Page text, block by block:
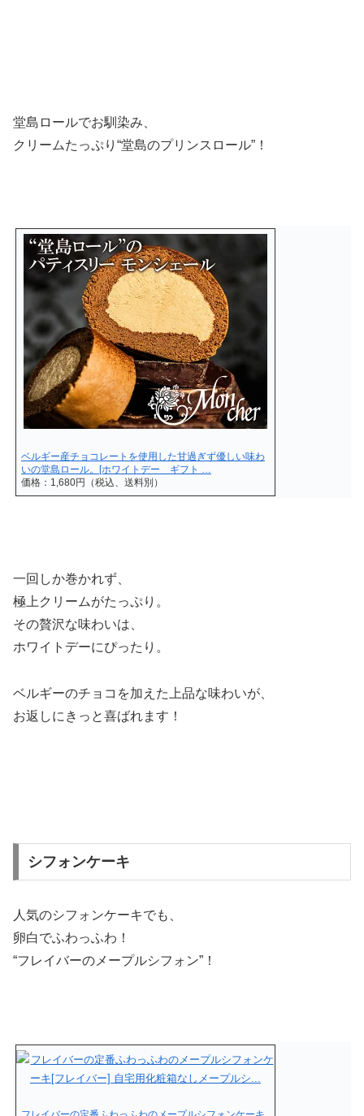
堂島ロールでお馴染み、
クリームたっぷり “堂島のプリンスロール”！
ベルギー産チョコレートを使用した甘過ぎず優しい味わ
いの堂島ロール。[ホワイトデー ギフト …
価格：1,680円（税込、送料別）
一回しか巻かれず、
極上クリームがたっぷり。
その贅沢な味わいは、
ホワイトデーにぴったり。
ベルギーのチョコを加えた上品な味わいが、
お返しにきっと喜ばれます！
シフォンケーキ
人気のシフォンケーキでも、
卵白でふわっふわ！
“フレイバーのメープルシフォン”！